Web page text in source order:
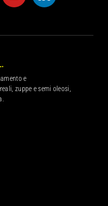
e
zuppe e semi oleosi,